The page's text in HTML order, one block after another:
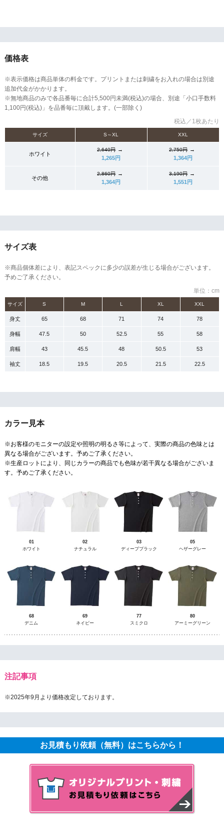
価格表
※表示価格は商品単体の料金です。プリントまたは刺繍をお入れの場合は別途
追加代金がかかります。
※無地商品のみで各品番毎に合計5,500円未満(税込)の場合、別途「小口手数料
1,100円(税込)」を品番毎に頂戴します。(一部除く)
税込／1枚あたり
サイズ S～XL XXL
ホワイト
2,640円 →
1,265円
2,750円 →
1,364円
その他
2,860円 →
1,364円
3,190円 →
1,551円
サイズ表
※商品個体差により、表記スペックに多少の誤差が生じる場合がございます。
予めご了承ください。
単位：cm
サイズ S M L XL XXL
身丈 65 68 71 74 78
身幅 47.5 50 52.5 55 58
肩幅 43 45.5 48 50.5 53
袖丈 18.5 19.5 20.5 21.5 22.5
カラー見本
※お客様のモニターの設定や照明の明るさ等によって、実際の商品の色味とは
異なる場合がございます。予めご了承ください。
※生産ロットにより、同じカラーの商品でも色味が若干異なる場合がございま
す。予めご了承ください。
01
ホワイト
02
ナチュラル
03
ディープブラック
05
ヘザーグレー
68
デニム
69
ネイビー
77
スミクロ
80
アーミーグリーン
注記事項
※2025年9月より価格改定しております。
お見積もり依頼（無料）はこちらから！